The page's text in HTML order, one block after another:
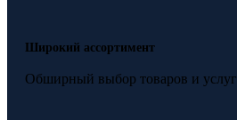
Широкий ассортимент
Обширный выбор товаров и услуг